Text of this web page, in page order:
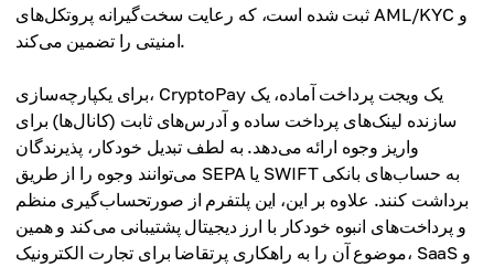
ثبت شده است، که رعایت سخت‌گیرانه پروتکل‌های AML/KYC و
امنیتی را تضمین می‌کند.
برای یکپارچه‌سازی، CryptoPay یک ویجت پرداخت آماده، یک
سازنده لینک‌های پرداخت ساده و آدرس‌های ثابت (کانال‌ها) برای
واریز وجوه ارائه می‌دهد. به لطف تبدیل خودکار، پذیرندگان
می‌توانند وجوه را از طریق SEPA یا SWIFT به حساب‌های بانکی
برداشت کنند. علاوه بر این، این پلتفرم از صورتحساب‌گیری منظم
و پرداخت‌های انبوه خودکار با ارز دیجیتال پشتیبانی می‌کند و همین
موضوع آن را به راهکاری پرتقاضا برای تجارت الکترونیک، SaaS و